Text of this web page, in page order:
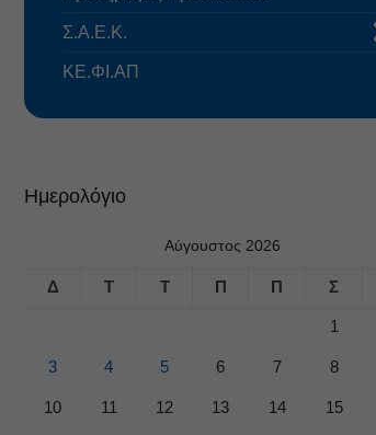
Σ.Α.Ε.Κ.
ΚΕ.ΦΙ.ΑΠ
Ημερολόγιο
Αύγουστος 2026
Δ Τ Τ Π Π Σ
1
3 4 5 6 7 8
10 11 12 13 14 15